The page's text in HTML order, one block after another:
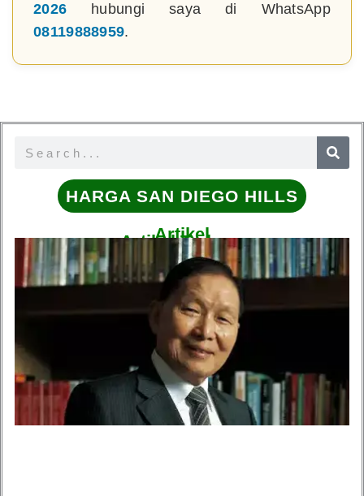
2026 hubungi saya di WhatsApp
08119888959.
Search
HARGA SAN DIEGO HILLS
Artikel
Artikel Terbaru